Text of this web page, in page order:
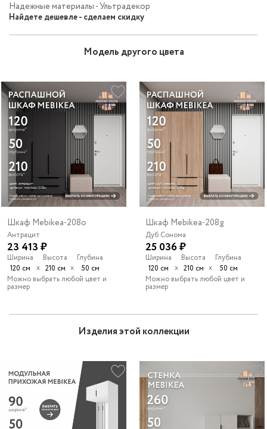
Надежные материалы - Ультрадекор
Найдете дешевле - сделаем скидку
Модель другого цвета
Шкаф Mebikea-208o
Антрацит
23 413 ₽
Ширина
120 см
х
Высота
210 см х
Глубина
50 см
Можно выбрать любой цвет и
размер
Шкаф Mebikea-208g
Дуб Сонома
25 036 ₽
Ширина
120 см
х
Высота
210 см х
Глубина
50 см
Можно выбрать любой цвет и
размер
Изделия этой коллекции